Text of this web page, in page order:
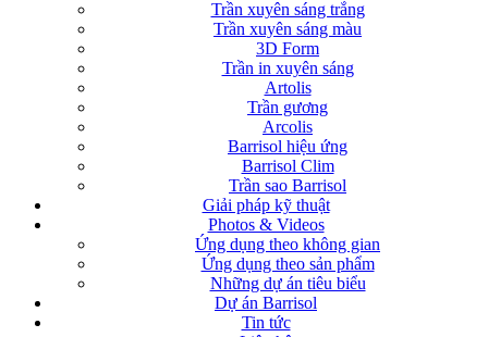
Trần xuyên sáng trắng
Trần xuyên sáng màu
3D Form
Trần in xuyên sáng
Artolis
Trần gương
Arcolis
Barrisol hiệu ứng
Barrisol Clim
Trần sao Barrisol
Giải pháp kỹ thuật
Photos & Videos
Ứng dụng theo không gian
Ứng dụng theo sản phẩm
Những dự án tiêu biểu
Dự án Barrisol
Tin tức